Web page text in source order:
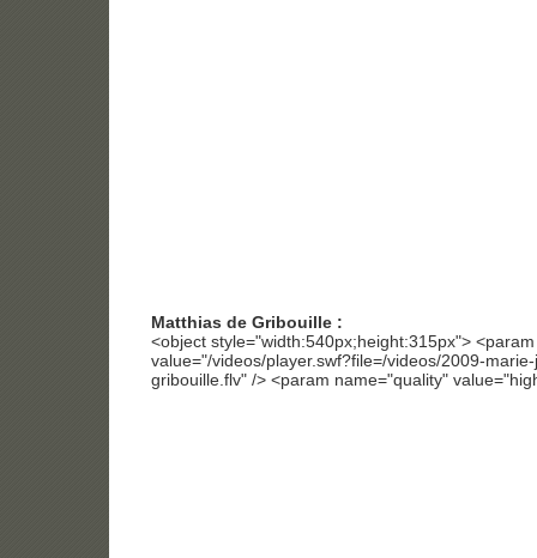
Matthias de Gribouille :
<object style="width:540px;height:315px">
value="/videos/player.swf?file=/videos/2009-
gribouille.flv" /> <param name="quality"